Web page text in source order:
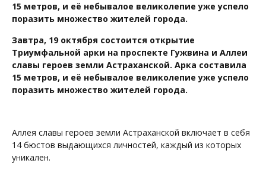
15 метров, и её небывалое великолепие уже успело
поразить множество жителей города.
Завтра, 19 октября состоится открытие
Триумфальной арки на проспекте Гужвина и Аллеи
славы героев земли Астраханской. Арка составила
15 метров, и её небывалое великолепие уже успело
поразить множество жителей города.
Аллея славы героев земли Астраханской включает в себя
14 бюстов выдающихся личностей, каждый из которых
уникален.